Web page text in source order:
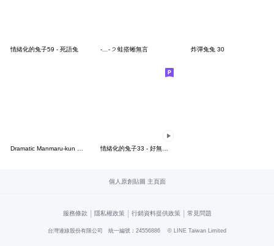
情緒化的兔子59 - 死語兔 -﹏- ੭ 蛙搭蜥無言 炸彈兔兔 30
個人原創貼圖 主頁面
服務條款 | 隱私權政策 | 行銷資料提供政策 | 常見問題
台灣連線股份有限公司 統一編號：24556886 © LINE Taiwan Limited